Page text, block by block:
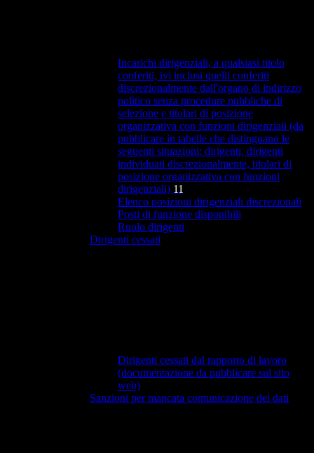
Incarichi dirigenziali, a qualsiasi titolo
conferiti, ivi inclusi quelli conferiti
discrezionalmente dall'organo di indirizzo
politico senza procedure pubbliche di
selezione e titolari di posizione
organizzativa con funzioni dirigenziali (da
pubblicare in tabelle che distinguano le
seguenti situazioni: dirigenti, dirigenti
individuati discrezionalmente, titolari di
posizione organizzativa con funzioni
dirigenziali) 11
Elenco posizioni dirigenziali discrezionali
Posti di funzione disponibili
Ruolo dirigenti
Dirigenti cessati
Dirigenti cessati dal rapporto di lavoro
(documentazione da pubblicare sul sito
web)
Sanzioni per mancata comunicazione dei dati